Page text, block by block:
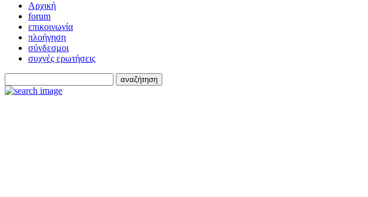
Αρχική
forum
επικοινωνία
πλοήγηση
σύνδεσμοι
συχνές ερωτήσεις